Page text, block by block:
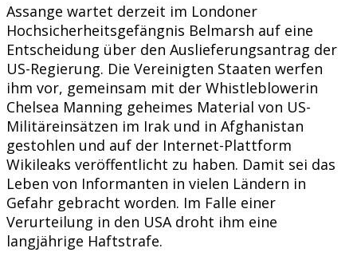
Assange wartet derzeit im Londoner
Hochsicherheitsgefängnis Belmarsh auf eine
Entscheidung über den Auslieferungsantrag der
US-Regierung. Die Vereinigten Staaten werfen
ihm vor, gemeinsam mit der Whistleblowerin
Chelsea Manning geheimes Material von US-
Militäreinsätzen im Irak und in Afghanistan
gestohlen und auf der Internet-Plattform
Wikileaks veröffentlicht zu haben. Damit sei das
Leben von Informanten in vielen Ländern in
Gefahr gebracht worden. Im Falle einer
Verurteilung in den USA droht ihm eine
langjährige Haftstrafe.